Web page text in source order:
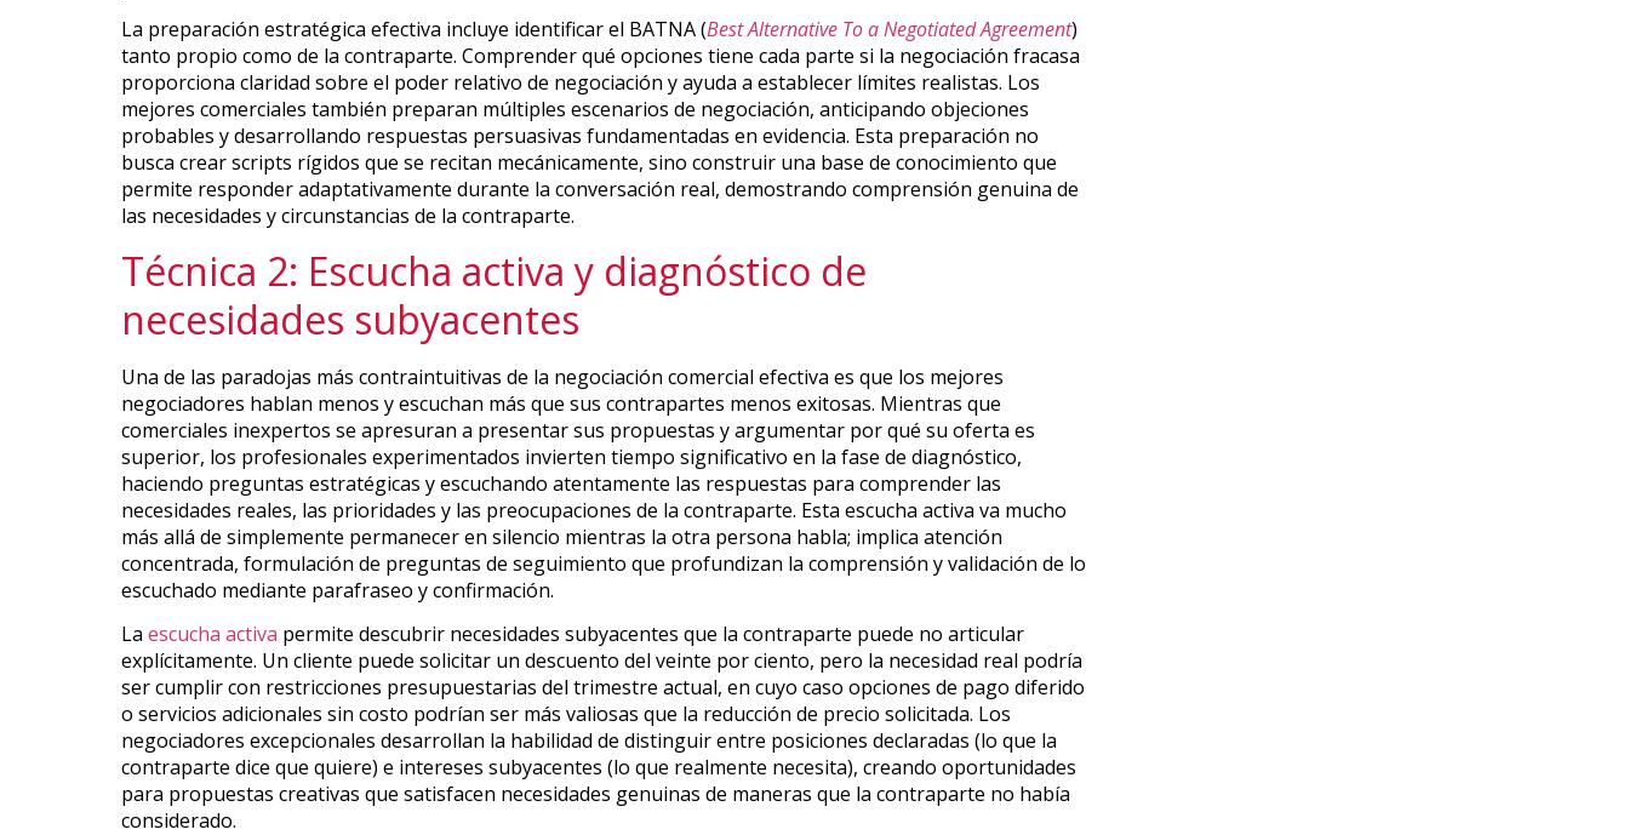
La preparación estratégica efectiva incluye identificar el BATNA (Best Alternative To a Negotiated Agreement)
tanto propio como de la contraparte. Comprender qué opciones tiene cada parte si la negociación fracasa
proporciona claridad sobre el poder relativo de negociación y ayuda a establecer límites realistas. Los
mejores comerciales también preparan múltiples escenarios de negociación, anticipando objeciones
probables y desarrollando respuestas persuasivas fundamentadas en evidencia. Esta preparación no
busca crear scripts rígidos que se recitan mecánicamente, sino construir una base de conocimiento que
permite responder adaptativamente durante la conversación real, demostrando comprensión genuina de
las necesidades y circunstancias de la contraparte.
Técnica 2: Escucha activa y diagnóstico de
necesidades subyacentes
Una de las paradojas más contraintuitivas de la negociación comercial efectiva es que los mejores
negociadores hablan menos y escuchan más que sus contrapartes menos exitosas. Mientras que
comerciales inexpertos se apresuran a presentar sus propuestas y argumentar por qué su oferta es
superior, los profesionales experimentados invierten tiempo significativo en la fase de diagnóstico,
haciendo preguntas estratégicas y escuchando atentamente las respuestas para comprender las
necesidades reales, las prioridades y las preocupaciones de la contraparte. Esta escucha activa va mucho
más allá de simplemente permanecer en silencio mientras la otra persona habla; implica atención
concentrada, formulación de preguntas de seguimiento que profundizan la comprensión y validación de lo
escuchado mediante parafraseo y confirmación.
La escucha activa permite descubrir necesidades subyacentes que la contraparte puede no articular
explícitamente. Un cliente puede solicitar un descuento del veinte por ciento, pero la necesidad real podría
ser cumplir con restricciones presupuestarias del trimestre actual, en cuyo caso opciones de pago diferido
o servicios adicionales sin costo podrían ser más valiosas que la reducción de precio solicitada. Los
negociadores excepcionales desarrollan la habilidad de distinguir entre posiciones declaradas (lo que la
contraparte dice que quiere) e intereses subyacentes (lo que realmente necesita), creando oportunidades
para propuestas creativas que satisfacen necesidades genuinas de maneras que la contraparte no había
considerado.